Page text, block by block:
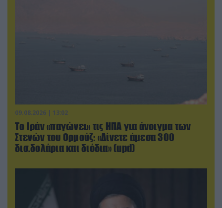
09.08.2026 | 13:02
Το Ιράν «παγώνει» τις ΗΠΑ για άνοιγμα των
Στενών του Ορμούζ: «Δίνετε άμεσα 300
δισ.δολάρια και διόδια» (upd)